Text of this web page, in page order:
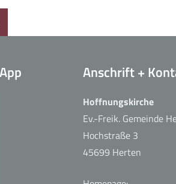
Anschrift +
Hoffnungskirche
Ev.-Freik. Gemeinde
Hochstraße 3
45699 Herten